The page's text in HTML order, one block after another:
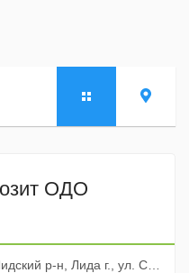
ОДО
н, Лида г., ул. Советская, 23а